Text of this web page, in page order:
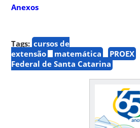
Anexos
Tags: cursos de
extensão
matemática PROEX
Federal de Santa Catarina